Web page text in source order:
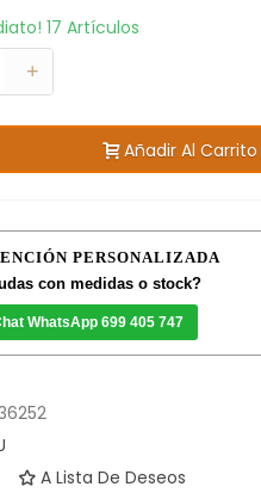
17 Artículos
+
Añadir Al Carrito
PERSONALIZADA
con medidas o stock?
WhatsApp 699 405 747
A Lista De Deseos